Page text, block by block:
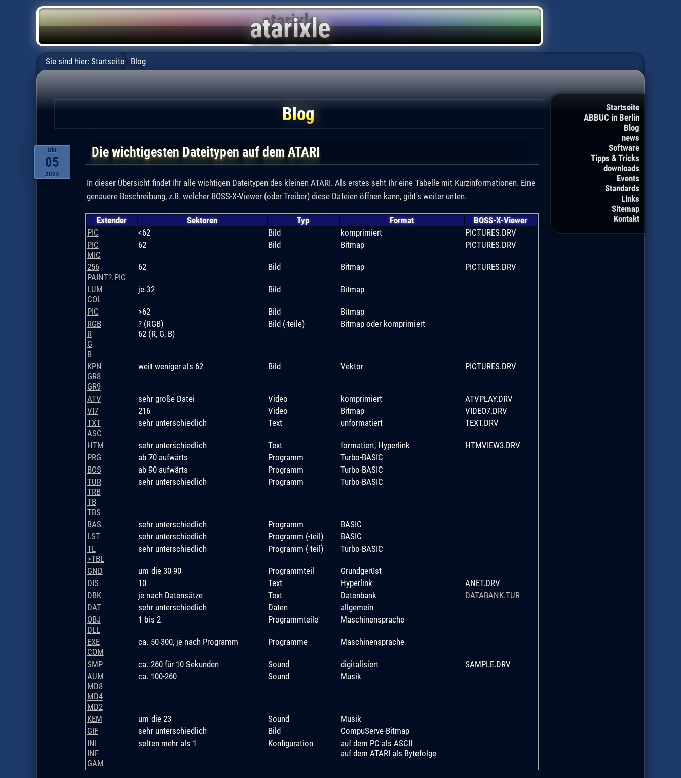
Startseite
ABBUC in Berlin
Blog
news
Software
Tipps & Tricks
downloads
Events
Standards
Links
Sitemap
Kontakt
Sie sind hier: Startseite Blog
Blog
Okt
05
2024
Die wichtigesten Dateitypen auf dem ATARI
In dieser Übersicht findet Ihr alle wichtigen Dateitypen des kleinen ATARI. Als erstes seht Ihr eine Tabelle mit Kurzinformationen. Eine
genauere Beschreibung, z.B. welcher BOSS-X-Viewer (oder Treiber) diese Dateien öffnen kann, gibt's weiter unten.
Extender Sektoren Typ Format
BOSS-X-Viewer
PIC
<62 Bild komprimiert
PICTURES.DRV
PIC
MIC
62 Bild Bitmap PICTURES.DRV
256
PAINT?.PIC
62 Bild Bitmap PICTURES.DRV
LUM
COL
je 32 Bild Bitmap
PIC >62 Bild
Bitmap
RGB
R
G
B
? (RGB)
62 (R, G, B)
Bild (-teile) Bitmap oder komprimiert
KPN
GR8
GR9
weit weniger als 62 Bild Vektor PICTURES.DRV
ATV sehr große Datei Video komprimiert
ATVPLAY.DRV
VI7
216 Video Bitmap
VIDEO7.DRV
TXT
ASC
sehr unterschiedlich Text unformatiert TEXT.DRV
HTM sehr unterschiedlich Text formatiert, Hyperlink
HTMVIEW3.DRV
PRG
ab 70 aufwärts Programm
Turbo-BASIC
BOS
ab 90 aufwärts Programm
Turbo-BASIC
TUR
TRB
TB
TBS
sehr unterschiedlich Programm Turbo-BASIC
BAS sehr unterschiedlich Programm
BASIC
LST
sehr unterschiedlich Programm (-teil)
BASIC
TL
>TBL
sehr unterschiedlich Programm (-teil) Turbo-BASIC
GND um die 30-90 Programmteil
Grundgerüst
DIS
10 Text Hyperlink
ANET.DRV
DBK
je nach Datensätze Text Datenbank
DATABANK.TUR
DAT
sehr unterschiedlich Daten
allgemein
OBJ
DLL
1 bis 2 Programmteile Maschinensprache
EXE
COM
ca. 50-300, je nach Programm Programme Maschinensprache
SMP ca. 260 für 10 Sekunden Sound digitalisiert
SAMPLE.DRV
AUM
MD8
MD4
MD2
ca. 100-260 Sound Musik
KEM um die 23 Sound
Musik
GIF
sehr unterschiedlich Bild
CompuServe-Bitmap
INI
INF
GAM
selten mehr als 1 Konfiguration
auf dem PC als ASCII
auf dem ATARI als Bytefolge